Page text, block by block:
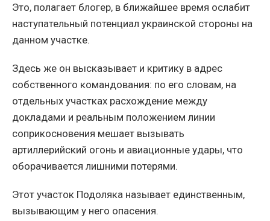
Это, полагает блогер, в ближайшее время ослабит
наступательный потенциал украинской стороны на
данном участке.
Здесь же он высказывает и критику в адрес
собственного командования: по его словам, на
отдельных участках расхождение между
докладами и реальным положением линии
соприкосновения мешает вызывать
артиллерийский огонь и авиационные удары, что
оборачивается лишними потерями.
Этот участок Подоляка называет единственным,
вызывающим у него опасения.